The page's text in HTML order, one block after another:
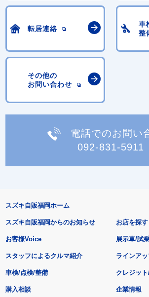
転居連絡
車
整
その他の
お問い合わせ
電話でのお問い
092-831-5911
スズキ自販福岡ホーム
スズキ自販福岡からのお知らせ
お客様Voice
スタッフによるクルマ紹介
お店を探す
展示車/試
ラインア
車検/点検/整備 クレジッ
購入相談 企業情報